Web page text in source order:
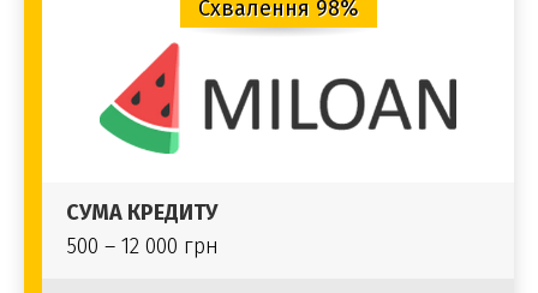
Схвалення 98%
СУМА КРЕДИТУ
500 – 12 000 грн